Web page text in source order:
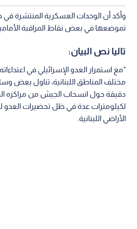
وأكد أن الوحدات العسكرية المنتشرة في
تموضعها في بعض نقاط المراقبة
تاليا نص البيان:
"مع استمرار العدو الإسرائيلي في
مختلف المناطق اللبنانية، تناول بعض
دقيقة حول انسحاب الجيش من مراكزه
لكيلومترات عدة في ظل تحضيرات العدو
الأراضي اللبنانية.